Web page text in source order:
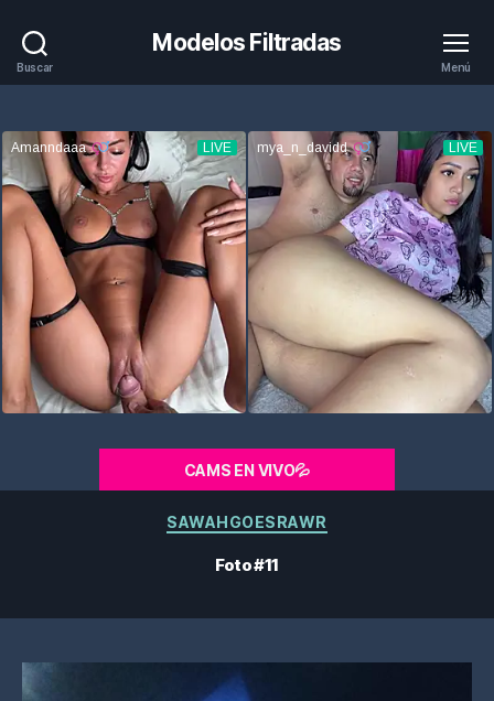
Buscar
Modelos Filtradas
Menú
CAMS EN VIVO💦
Categorías
SAWAHGOESRAWR
Foto #11